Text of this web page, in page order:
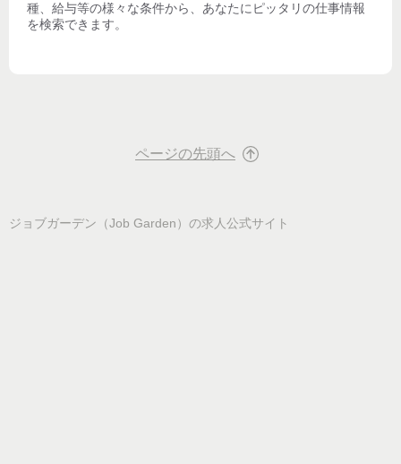
種、給与等の様々な条件から、あなたにピッタリの仕事情報
を検索できます。
ページの先頭へ
ジョブガーデン（Job Garden） の求人公式サイト